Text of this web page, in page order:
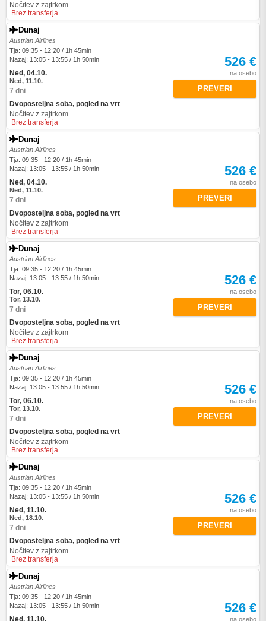
Nočitev z zajtrkom
Brez transferja
Dunaj
Austrian Airlines
Tja: 09:35 - 12:20 / 1h 45min
Nazaj: 13:05 - 13:55 / 1h 50min
Ned, 04.10.
Ned, 11.10.
7 dni
Dvoposteljna soba, pogled na vrt
Nočitev z zajtrkom
Brez transferja
526 €
na osebo
PREVERI
Dunaj
Austrian Airlines
Tja: 09:35 - 12:20 / 1h 45min
Nazaj: 13:05 - 13:55 / 1h 50min
Ned, 04.10.
Ned, 11.10.
7 dni
Dvoposteljna soba, pogled na vrt
Nočitev z zajtrkom
Brez transferja
526 €
na osebo
PREVERI
Dunaj
Austrian Airlines
Tja: 09:35 - 12:20 / 1h 45min
Nazaj: 13:05 - 13:55 / 1h 50min
Tor, 06.10.
Tor, 13.10.
7 dni
Dvoposteljna soba, pogled na vrt
Nočitev z zajtrkom
Brez transferja
526 €
na osebo
PREVERI
Dunaj
Austrian Airlines
Tja: 09:35 - 12:20 / 1h 45min
Nazaj: 13:05 - 13:55 / 1h 50min
Tor, 06.10.
Tor, 13.10.
7 dni
Dvoposteljna soba, pogled na vrt
Nočitev z zajtrkom
Brez transferja
526 €
na osebo
PREVERI
Dunaj
Austrian Airlines
Tja: 09:35 - 12:20 / 1h 45min
Nazaj: 13:05 - 13:55 / 1h 50min
Ned, 11.10.
Ned, 18.10.
7 dni
Dvoposteljna soba, pogled na vrt
Nočitev z zajtrkom
Brez transferja
526 €
na osebo
PREVERI
Dunaj
Austrian Airlines
Tja: 09:35 - 12:20 / 1h 45min
Nazaj: 13:05 - 13:55 / 1h 50min
Ned, 11.10.
526 €
na osebo